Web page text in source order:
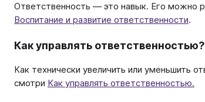
Ответственность ― это навык. Его можно
Воспитание и развитие ответственности.
Как управлять ответственностью?
Как технически увеличить или уменьшить
смотри Как управлять ответственностью.